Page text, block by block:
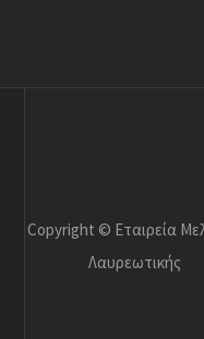
Copyright © Εταιρεία
Λαυρεωτικής